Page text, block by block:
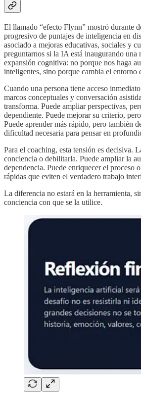
El llamado “efecto Flynn” mostró durante
progresivo de puntajes de inteligencia en
asociado a mejoras educativas, sociales y
preguntarnos si la IA está inaugurando una
expansión cognitiva: no porque nos haga
inteligentes, sino porque cambia el entorno
Cuando una persona tiene acceso
marcos conceptuales y conversación
transforma. Puede ampliar perspectivas,
dependiente. Puede mejorar su criterio,
Puede aprender más rápido, pero también
dificultad necesaria para pensar en
Para el coaching, esta tensión es decisiva.
conciencia o debilitarla. Puede ampliar la
dependencia. Puede enriquecer el proceso
rápidas que eviten el verdadero trabajo
La diferencia no estará en la herramienta,
conciencia con que se la utilice.